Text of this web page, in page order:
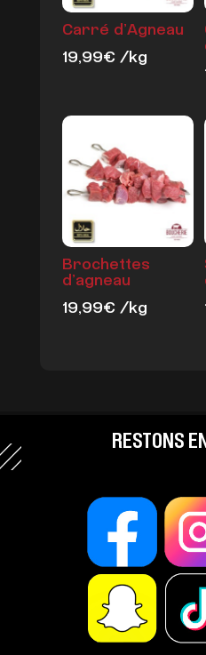
Carré d’Agneau
19,99€/kg
Brochettes
d’agneau
19,99€/kg
RESTONS